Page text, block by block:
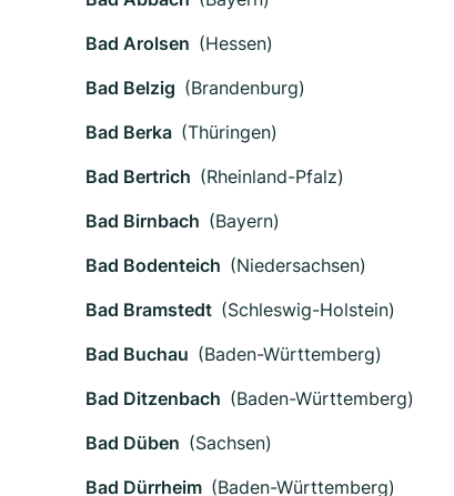
Bad Arolsen (Hessen)
Bad Belzig (Brandenburg)
Bad Berka (Thüringen)
Bad Bertrich (Rheinland-Pfalz)
Bad Birnbach (Bayern)
Bad Bodenteich (Niedersachsen)
Bad Bramstedt (Schleswig-Holstein)
Bad Buchau (Baden-Württemberg)
Bad Ditzenbach (Baden-Württemberg)
Bad Düben (Sachsen)
Bad Dürrheim (Baden-Württemberg)